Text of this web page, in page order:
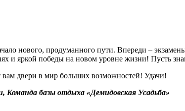
нового, продуманного пути. Впереди –
и яркой победы на новом уровне жизни! Пусть
вам двери в мир больших возможностей! Удачи!
базы отдыха «Демидовская Усадьба»